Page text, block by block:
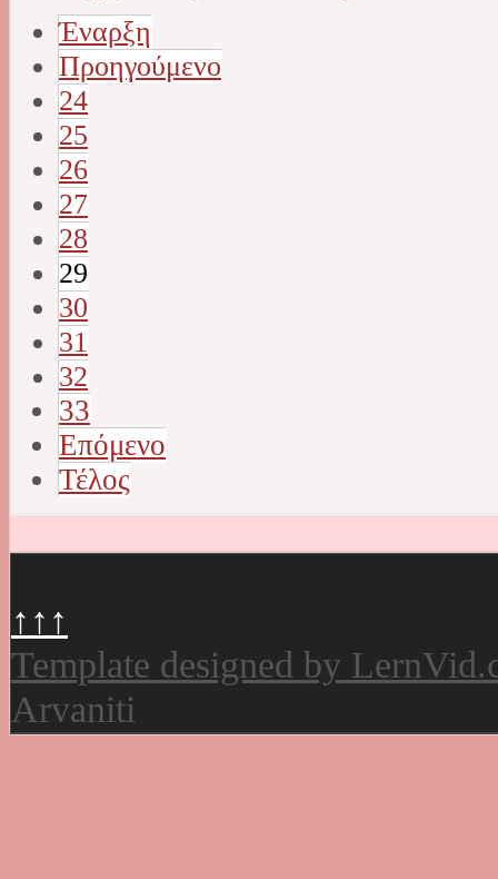
Έναρξη
Προηγούμενο
24
25
26
27
28
29
30
31
32
33
Επόμενο
Τέλος
↑↑↑
Template designed by
Arvaniti